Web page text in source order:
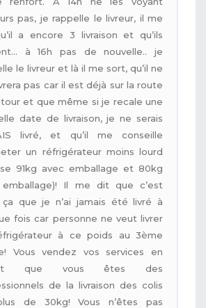
pas, je rappelle le livreur, il me
a encore 3 livraison et qu’ils
à 16h pas de nouvelle.. je
le livreur et là il me sort, qu’il ne
pas car il est déjà sur la route
et que même si je recale une
date de livraison, je ne serais
livré, et qu’il me conseille
un réfrigérateur moins lourd
91kg avec emballage et 80kg
emballage)! Il me dit que c’est
que je n’ai jamais été livré à
fois car personne ne veut livrer
à ce poids au 3ème
Vous vendez vos services en
que vous êtes des
de la livraison des colis
de 30kg! Vous n’êtes pas